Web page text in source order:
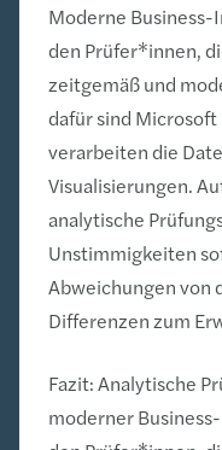
Moderne
den Prüfer*innen,
zeitgemäß und
dafür sind Microsoft
verarbeiten die
Visualisierungen.
analytische
Unstimmigkeiten
Abweichungen von
Differenzen zum
Fazit: Analytische
moderner